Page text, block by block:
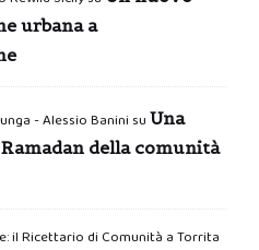
urbana a
- Alessio Banini su Una
della comunità
il Ricettario di Comunità a Torrita